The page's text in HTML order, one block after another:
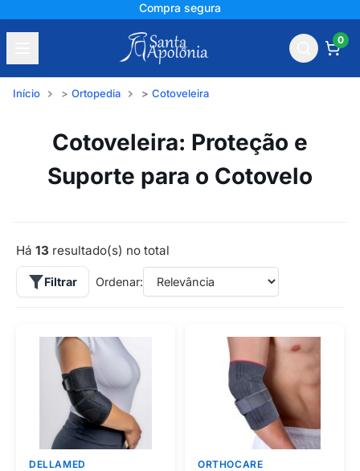
Compra segura
0
Início Ortopedia Cotoveleira
Cotoveleira: Proteção e
Suporte para o Cotovelo
Há 13 resultado(s) no total
Filtrar Ordenar:
DELLAMED
ORTHOCARE